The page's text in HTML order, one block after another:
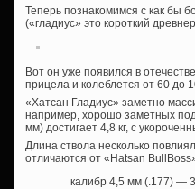
Теперь познакомимся с как бы
(«гладиус» это короткий
Вот он уже появился в
прицела и колеблется от 60 до
«Хатсан Гладиус» заметно
например, хорошо заметных
мм) достигает 4,8 кг, с
Длина ствола несколько
отличаются от «Hatsan
калибр 4,5 мм (.177) —